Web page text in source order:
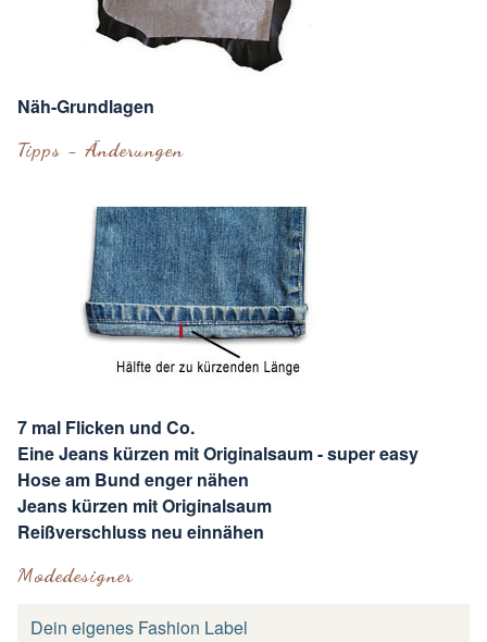
Näh-Grundlagen
Tipps - Änderungen
7 mal Flicken und Co.
Eine Jeans kürzen mit Originalsaum - super easy
Hose am Bund enger nähen
Jeans kürzen mit Originalsaum
Reißverschluss neu einnähen
Modedesigner
Dein eigenes Fashion Label